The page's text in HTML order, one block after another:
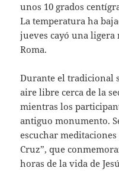
unos 10 grados
La temperatura ha
jueves cayó una ligera
Roma.
Durante el tradicional
aire libre cerca de la
mientras los
antiguo monumento.
escuchar meditaciones
Cruz”, que
horas de la vida de